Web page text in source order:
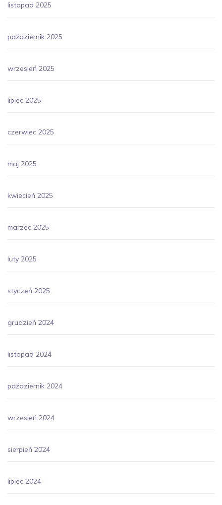
listopad 2025
październik 2025
wrzesień 2025
lipiec 2025
czerwiec 2025
maj 2025
kwiecień 2025
marzec 2025
luty 2025
styczeń 2025
grudzień 2024
listopad 2024
październik 2024
wrzesień 2024
sierpień 2024
lipiec 2024